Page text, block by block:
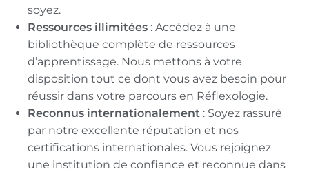
soyez.
Ressources illimitées : Accédez à une
bibliothèque complète de ressources
d’apprentissage. Nous mettons à votre
disposition tout ce dont vous avez besoin pour
réussir dans votre parcours en Réflexologie.
Reconnus internationalement : Soyez rassuré
par notre excellente réputation et nos
certifications internationales. Vous rejoignez
une institution de confiance et reconnue dans